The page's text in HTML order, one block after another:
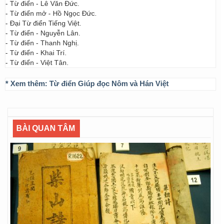
- Từ điển - Lê Văn Đức.
- Từ điển mở - Hồ Ngọc Đức.
- Đại Từ điển Tiếng Việt.
- Từ điển - Nguyễn Lân.
- Từ điển - Thanh Nghị.
- Từ điển - Khai Trí.
- Từ điển - Việt Tân.
* Xem thêm: Từ điển Giúp đọc Nôm và Hán Việt
BÀI QUAN TÂM